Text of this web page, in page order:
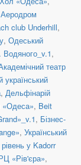
Аеродром
club Underhill,
, Одеський
Водяного_v.1,
театр
український
, Дельфінарій
«Одеса», Beit
, Бізнес-
, Український
у Kadorr
«Рів'єра»,